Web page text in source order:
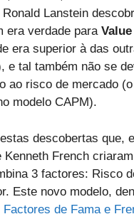
Lanstein
era verdade para
era superior à das
e tal também não se
ao risco de mercado
modelo CAPM).
descobertas que,
Kenneth French
3 factores: Risco
Este novo modelo,
Factores de Fama e